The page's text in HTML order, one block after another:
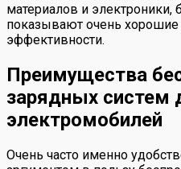
материалов и электроники,
показывают очень хорошие
эффективности.
Преимущества
зарядных систем
электромобилей
Очень часто именно